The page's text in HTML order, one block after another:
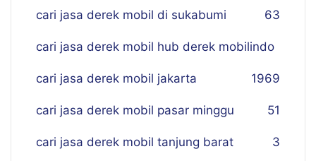
cari jasa derek mobil di sukabumi 63
cari jasa derek mobil hub derek mobilindo
69
cari jasa derek mobil jakarta 19
cari jasa derek mobil pasar minggu 51
cari jasa derek mobil tanjung barat 3